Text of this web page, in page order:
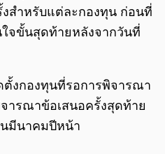
สำหรับแต่ละกองทุน ก่อนที่
จขั้นสุดท้ายหลังจากวันที่
งกองทุนที่รอการพิจารณา
ารณาข้อเสนอครั้งสุดท้าย
นมีนาคมปีหน้า